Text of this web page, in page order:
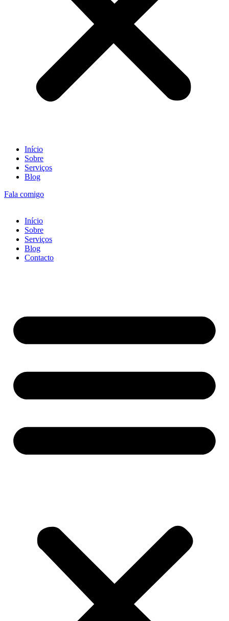
Início
Sobre
Serviços
Blog
Fala comigo
Início
Sobre
Serviços
Blog
Contacto